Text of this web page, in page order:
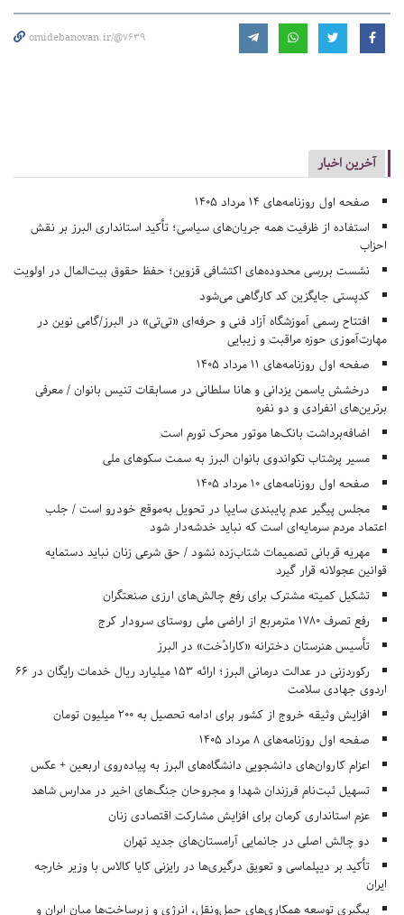
omidebanovan.ir/@7639
آخرین اخبار
صفحه اول روزنامه‌های 14 مرداد 1405
استفاده از ظرفیت همه جریان‌های سیاسی؛ تأکید استانداری البرز بر نقش
احزاب
نشست بررسی محدوده‌های اکتشافی قزوین؛ حفظ حقوق بیت‌المال در اولویت
کدپستی جایگزین کد کارگاهی می‌شود
افتتاح رسمی آموزشگاه آزاد فنی و حرفه‌ای «تی‌تی» در البرز/گامی نوین در
مهارت‌آموزی حوزه مراقبت و زیبایی
صفحه اول روزنامه‌های 11 مرداد 1405
درخشش یاسمن یزدانی و هانا سلطانی در مسابقات تنیس بانوان / معرفی
برترین‌های انفرادی و دو نفره
اضافه‌برداشت بانک‌ها موتور محرک تورم است
مسیر پرشتاب تکواندوی بانوان البرز به سمت سکوهای ملی
صفحه اول روزنامه‌های 10 مرداد 1405
مجلس پیگیر عدم پایبندی سایپا در تحویل به‌موقع خودرو است / جلب
اعتماد مردم سرمایه‌ای است که نباید خدشه‌دار شود
مهریه قربانی تصمیمات شتاب‌زده نشود / حق شرعی زنان نباید دستمایه
قوانین عجولانه قرار گیرد
تشکیل کمیته مشترک برای رفع چالش‌های ارزی صنعتگران
رفع تصرف ۱۷۸۰ مترمربع از اراضی ملی روستای سرودار کرج
تأسیس هنرستان دخترانه «کارادُخت» در البرز
رکوردزنی در عدالت درمانی البرز؛ ارائه ۱۵۳ میلیارد ریال خدمات رایگان در ۶۶
اردوی جهادی سلامت
افزایش وثیقه خروج از کشور برای ادامه تحصیل به ۲۰۰ میلیون تومان
صفحه اول روزنامه‌های 8 مرداد 1405
اعزام کاروان‌های دانشجویی دانشگاه‌های البرز به پیاده‌روی اربعین + عکس
تسهیل ثبت‌نام فرزندان شهدا و مجروحان جنگ‌های اخیر در مدارس شاهد
عزم استانداری کرمان برای افزایش مشارکت اقتصادی زنان
دو چالش اصلی در جانمایی آرامستان‌های جدید تهران
تأکید بر دیپلماسی و تعویق درگیری‌ها در رایزنی کایا کالاس با وزیر خارجه
ایران
پیگیری توسعه همکاری‌های حمل‌ونقل، انرژی و زیرساخت‌ها میان ایران و